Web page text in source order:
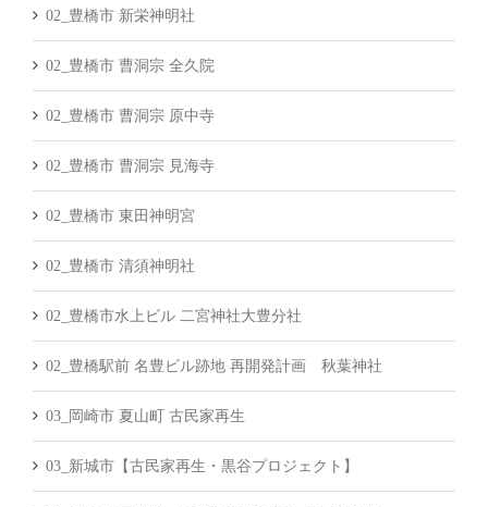
02_豊橋市 新栄神明社
02_豊橋市 曹洞宗 全久院
02_豊橋市 曹洞宗 原中寺
02_豊橋市 曹洞宗 見海寺
02_豊橋市 東田神明宮
02_豊橋市 清須神明社
02_豊橋市水上ビル 二宮神社大豊分社
02_豊橋駅前 名豊ビル跡地 再開発計画 秋葉神社
03_岡崎市 夏山町 古民家再生
03_新城市【古民家再生・黒谷プロジェクト】